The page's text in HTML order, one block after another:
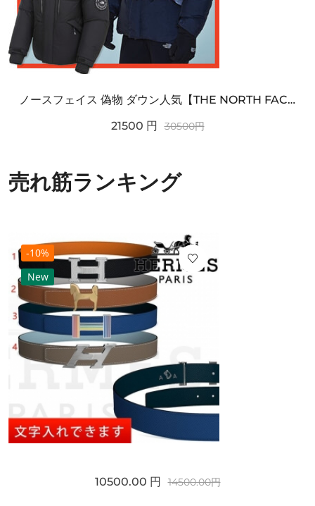
ノースフェイス 偽物 ダウン人気【THE NORTH FACE】M'S 7 SUMMIT HIM...
21500 円 30500円
売れ筋ランキング
-10%
New
10500.00 円 14500.00円